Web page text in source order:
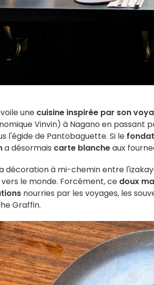
une cuisine inspirée par son
Vinvin) à Nagano en passant
l'égide de Pantobaguette. Si le
a désormais carte blancheaux
décoration à mi-chemin entre
le monde. Forcément, ce doux
nourries par les voyages, les
Graffin.